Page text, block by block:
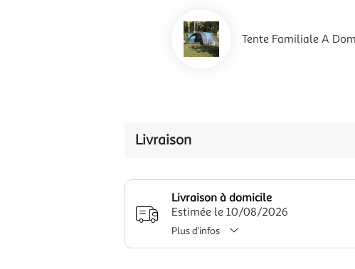
Tente Familiale A
Livraison
Livraison à domicile
Estimée le 10/08/2026
Plus d'infos